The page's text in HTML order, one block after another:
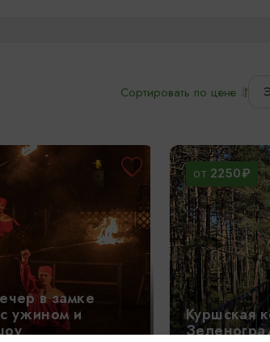
Сортировать по цене
в замке
ужином и
ОТ 2250₽
Куршская